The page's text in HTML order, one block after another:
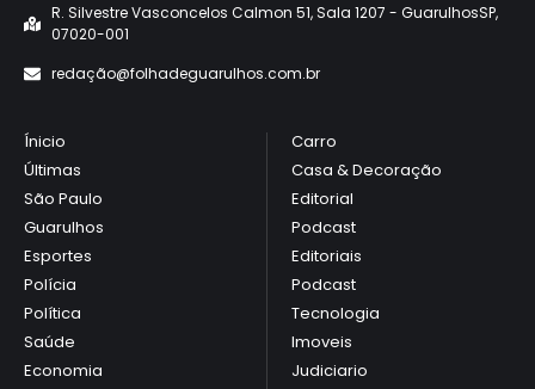
R. Silvestre Vasconcelos Calmon 51, Sala 1207 - GuarulhosSP,
07020-001
redação@folhadeguarulhos.com.br
Ínicio
Últimas
São Paulo
Guarulhos
Esportes
Polícia
Política
Saúde
Economia
Carro
Casa & Decoração
Editorial
Podcast
Editoriais
Podcast
Tecnologia
Imoveis
Judiciario